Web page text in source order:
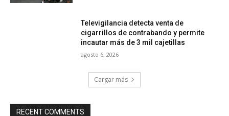
Televigilancia detecta venta de
cigarrillos de contrabando y permite
incautar más de 3 mil cajetillas
agosto 6, 2026
Cargar más
RECENT COMMENTS